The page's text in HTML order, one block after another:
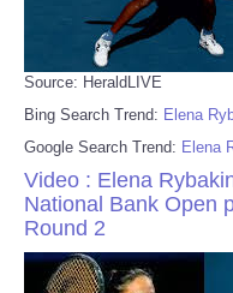
Source: HeraldLIVE
Bing Search Trend: Elena
Google Search Trend: Elena
Video : Elena
National Bank Open
Round 2